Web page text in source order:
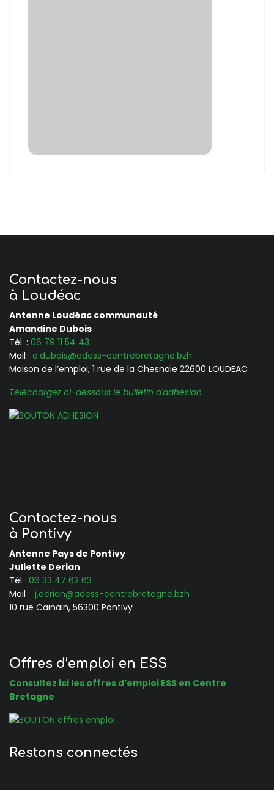
Contactez-nous
à Loudéac
Antenne Loudéac communauté
Amandine Dubois
Tél. : 06 79 11 54 43
Mail : a.dubois@adess-centrebretagne.bzh
Maison de l’emploi, 1 rue de la Chesnaie 22600 LOUDEAC
Téléchargez ci-dessous le bulletin d'adhésion
Contactez-nous
à Pontivy
Antenne Pays de Pontivy
Juliette Derian
Tél. 06 33 47 62 63
Mail : j.derian@adess-centrebretagne.bzh
10 rue Caïnain, 56300 Pontivy
Offres d’emploi en ESS
Consultez ici les offres d’emploi ESS en Centre
Bretagne
Restons connectés